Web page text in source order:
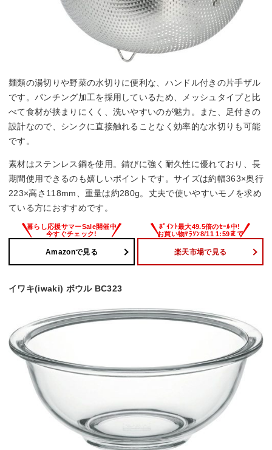
麺類の湯切りや野菜の水切りに便利な、ハンドル付きの片手ザル
です。パンチング加工を採用しているため、メッシュタイプと比
べて食材が挟まりにくく、洗いやすいのが魅力。また、足付きの
設計なので、シンクに直接触れることなく効率的な水切りも可能
です。
素材はステンレス鋼を使用。錆びに強く耐久性に優れており、長
期間使用できるのも嬉しいポイントです。サイズは約幅363×奥行
223×高さ118mm、重量は約280g。丈夫で使いやすいモノを求め
ている方におすすめです。
Amazonで見る 楽天市場で見る
イワキ(iwaki) ボウル BC323